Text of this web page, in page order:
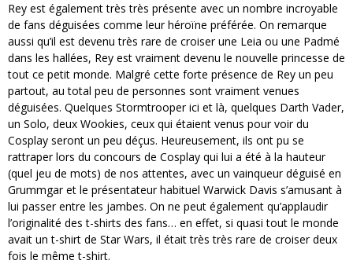
Rey est également très très présente avec un nombre incroyable
de fans déguisées comme leur héroïne préférée. On remarque
aussi qu’il est devenu très rare de croiser une Leia ou une Padmé
dans les hallées, Rey est vraiment devenu le nouvelle princesse de
tout ce petit monde. Malgré cette forte présence de Rey un peu
partout, au total peu de personnes sont vraiment venues
déguisées. Quelques Stormtrooper ici et là, quelques Darth Vader,
un Solo, deux Wookies, ceux qui étaient venus pour voir du
Cosplay seront un peu déçus. Heureusement, ils ont pu se
rattraper lors du concours de Cosplay qui lui a été à la hauteur
(quel jeu de mots) de nos attentes, avec un vainqueur déguisé en
Grummgar et le présentateur habituel Warwick Davis s’amusant à
lui passer entre les jambes. On ne peut également qu’applaudir
l’originalité des t-shirts des fans… en effet, si quasi tout le monde
avait un t-shirt de Star Wars, il était très très rare de croiser deux
fois le même t-shirt.